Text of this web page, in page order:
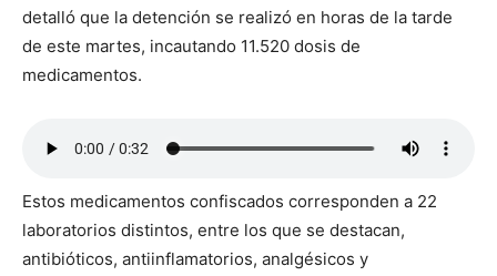
detalló que la detención se realizó en horas de la tarde
de este martes, incautando 11.520 dosis de
medicamentos.
Estos medicamentos confiscados corresponden a 22
laboratorios distintos, entre los que se destacan,
antibióticos, antiinflamatorios, analgésicos y